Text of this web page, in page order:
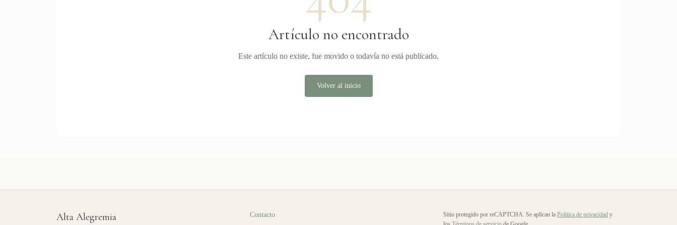
Artículo no encontrado
Este artículo no existe, fue movido o todavía no está publicado.
Volver al inicio
Alta Alegremia Contacto Sitio protegido por reCAPTCHA. Se aplican la Política de privacidad y